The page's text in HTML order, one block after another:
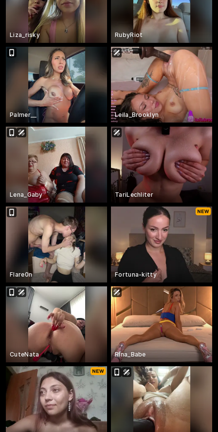
Liza_risky RubyRiot
Palmer__ Leila_Brooklyn
Lena_Gaby TariLechliter
Flare0n Fortuna-kitty
CuteNata Rina_Babe